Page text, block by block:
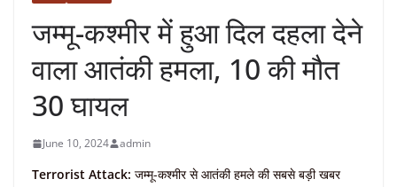
जम्मू-कश्मीर में हुआ दिल दहला देने
वाला आतंकी हमला, 10 की मौत
30 घायल
June 10, 2024 admin
Terrorist Attack: जम्मू-कश्मीर से आतंकी हमले की सबसे बड़ी खबर